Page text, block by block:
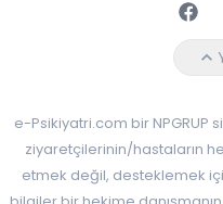
e-Psikiyatri.com bir NPGRUP
ziyaretçilerinin/hastaların
etmek değil, desteklemek